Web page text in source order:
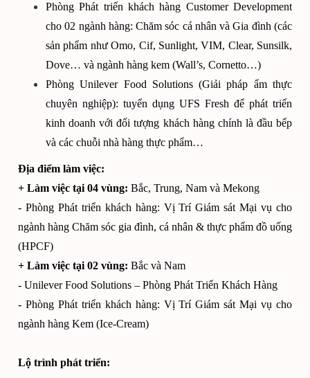
Phòng Phát triển khách hàng Customer Development
cho 02 ngành hàng: Chăm sóc cá nhân và Gia đình (các
sản phẩm như Omo, Cif, Sunlight, VIM, Clear, Sunsilk,
Dove… và ngành hàng kem (Wall’s, Cornetto…)
Phòng Unilever Food Solutions (Giải pháp ẩm thực
chuyên nghiệp): tuyển dụng UFS Fresh để phát triển
kinh doanh với đối tượng khách hàng chính là đầu bếp
và các chuỗi nhà hàng thực phẩm…
Địa điểm làm việc:
+ Làm việc tại 04 vùng: Bắc, Trung, Nam và Mekong
- Phòng Phát triển khách hàng: Vị Trí Giám sát Mại vụ cho
ngành hàng Chăm sóc gia đình, cá nhân & thực phẩm đồ uống
(HPCF)
+ Làm việc tại 02 vùng: Bắc và Nam
- Unilever Food Solutions – Phòng Phát Triển Khách Hàng
- Phòng Phát triển khách hàng: Vị Trí Giám sát Mại vụ cho
ngành hàng Kem (Ice-Cream)
Lộ trình phát triển: